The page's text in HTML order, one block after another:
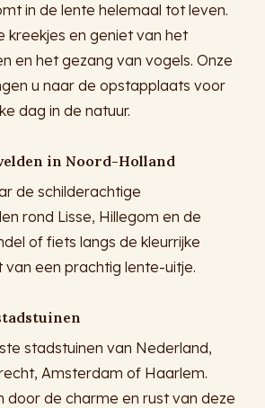
in de lente helemaal tot leven.
kreekjes en geniet van het
en het gezang van vogels. Onze
u naar de opstapplaats voor
dag in de natuur.
in Noord-Holland
de schilderachtige
rond Lisse, Hillegom en de
of fiets langs de kleurrijke
van een prachtig lente-uitje.
stadstuinen van Nederland,
Amsterdam of Haarlem.
door de charme en rust van deze